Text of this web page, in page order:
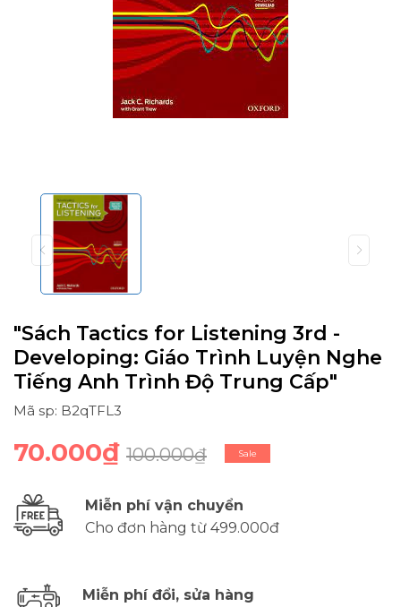
"Sách Tactics for Listening 3rd -
Developing: Giáo Trình Luyện Nghe
Tiếng Anh Trình Độ Trung Cấp"
Mã sp: B2qTFL3
70.000₫ 100.000₫ Sale
Miễn phí vận chuyển
Cho đơn hàng từ 499.000đ
Miễn phí đổi, sửa hàng